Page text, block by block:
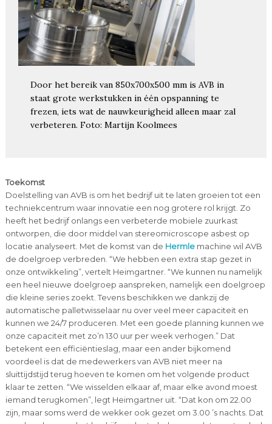
Door het bereik van 850x700x500 mm is AVB in
staat grote werkstukken in één opspanning te
frezen, iets wat de nauwkeurigheid alleen maar zal
verbeteren. Foto: Martijn Koolmees
Toekomst
Doelstelling van AVB is om het bedrijf uit te laten groeien tot een
techniekcentrum waar innovatie een nog grotere rol krijgt. Zo
heeft het bedrijf onlangs een verbeterde mobiele zuurkast
ontworpen, die door middel van stereomicroscope asbest op
locatie analyseert. Met de komst van de Hermlemachine wil AVB
de doelgroep verbreden. “We hebben een extra stap gezet in
onze ontwikkeling”, vertelt Heimgartner. “We kunnen nu namelijk
een heel nieuwe doelgroep aanspreken, namelijk een doelgroep
die kleine series zoekt. Tevens beschikken we dankzij de
automatische palletwisselaar nu over veel meer capaciteit en
kunnen we 24/7 produceren. Met een goede planning kunnen we
onze capaciteit met zo’n 130 uur per week verhogen.” Dat
betekent een efficiëntieslag, maar een ander bijkomend
voordeel is dat de medewerkers van AVB niet meer na
sluittijdstijd terug hoeven te komen om het volgende product
klaar te zetten. “We wisselden elkaar af, maar elke avond moest
iemand terugkomen”, legt Heimgartner uit. “Dat kon om 22.00
zijn, maar soms werd de wekker ook gezet om 3.00 ’s nachts. Dat